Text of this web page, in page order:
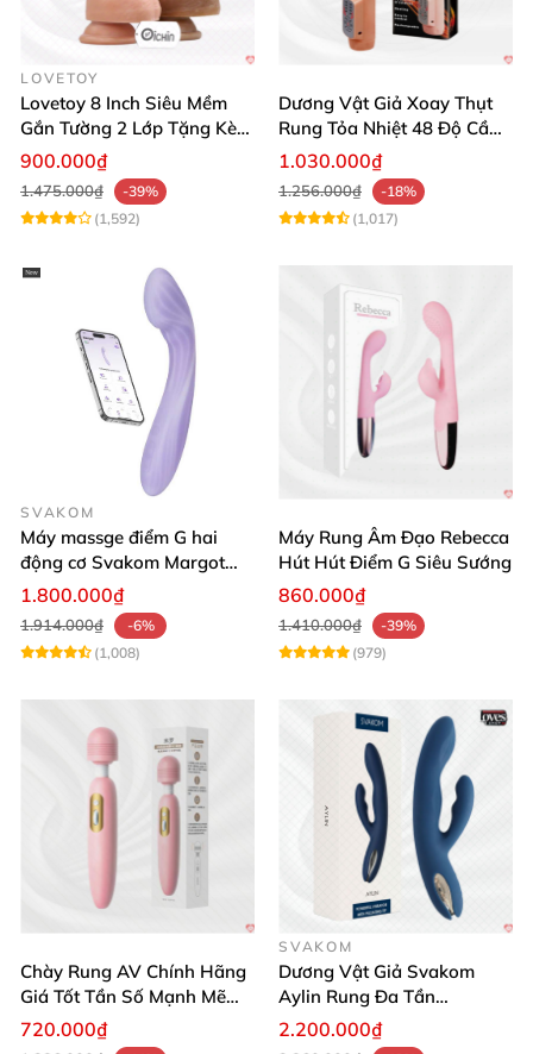
LOVETOY
Lovetoy 8 Inch Siêu Mềm
Gắn Tường 2 Lớp Tặng Kèm
Dầu Massage
900.000₫
1.475.000₫
-39%
(1,592)
Dương Vật Giả Xoay Thụt
Rung Tỏa Nhiệt 48 Độ Cầm
Tay Hot Bunny
1.030.000₫
1.256.000₫
-18%
(1,017)
SVAKOM
Máy massge điểm G hai
động cơ Svakom Margot
điều khiển qua app
1.800.000₫
1.914.000₫
-6%
(1,008)
Máy Rung Âm Đạo Rebecca
Hút Hút Điểm G Siêu Sướng
860.000₫
1.410.000₫
-39%
(979)
Chày Rung AV Chính Hãng
Giá Tốt Tần Số Mạnh Mẽ
Siêu Bền
720.000₫
SVAKOM
Dương Vật Giả Svakom
Aylin Rung Đa Tần
Massage Sung Sướng
2.200.000₫